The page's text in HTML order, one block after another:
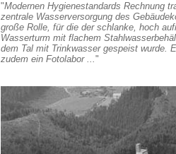
"Modernen Hygienestandards Rechnung
zentrale Wasserversorgung des
große Rolle, für die der schlanke, hoch
Wasserturm mit flachem
dem Tal mit Trinkwasser gespeist wurde.
zudem ein Fotolabor ..."